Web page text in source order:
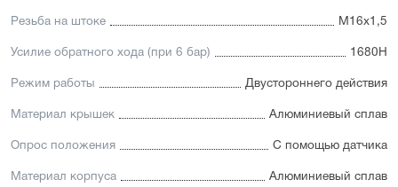
частицы в полость цилиндра
пневмоцилиндр имеет высокую устойчивость
Резьба на штоке М16х1,5
Усилие обратного хода (при 6 бар) 1680Н
Режим работы Двустороннего действия
Материал крышек Алюминиевый сплав
Опрос положения С помощью датчика
Материал корпуса Алюминиевый сплав